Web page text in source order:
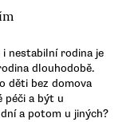
nestabilní rodina je
dlouhodobě.
děti bez domova
péči a být u
a potom u jiných?